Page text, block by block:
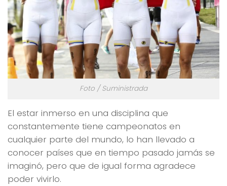
Foto / Suministrada
El estar inmerso en una disciplina que
constantemente tiene campeonatos en
cualquier parte del mundo, lo han llevado a
conocer países que en tiempo pasado jamás se
imaginó, pero que de igual forma agradece
poder vivirlo.